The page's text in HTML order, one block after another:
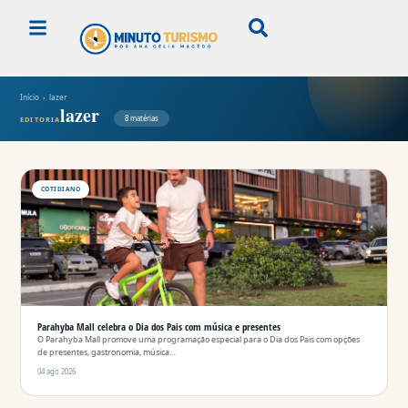
Início › lazer
EDITORIAlazer 8 matérias
COTIDIANO
Parahyba Mall celebra o Dia dos Pais com música e presentes
O Parahyba Mall promove uma programação especial para o Dia dos Pais com opções
de presentes, gastronomia, música…
04 ago 2026